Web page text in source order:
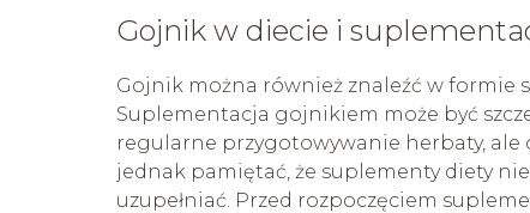
Gojnik w diecie i
Gojnik można również znaleźć w formie
Suplementacja gojnikiem może być
regularne przygotowywanie herbaty, ale
jednak pamiętać, że suplementy diety
uzupełniać. Przed rozpoczęciem